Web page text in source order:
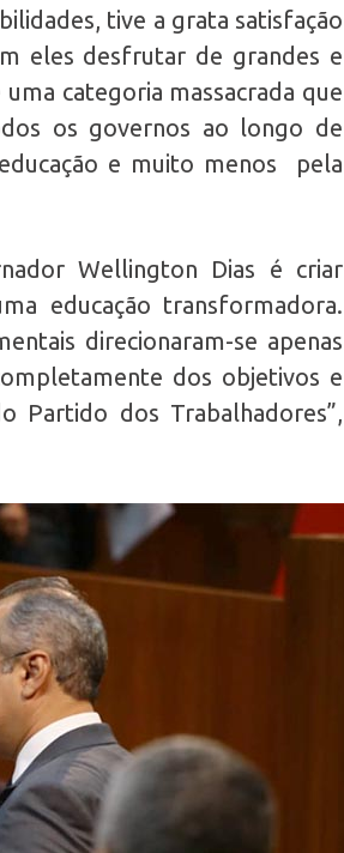
tive a grata satisfação
eles desfrutar de grandes e
categoria massacrada que
os governos ao longo de
e muito menos pela
Wellington Dias é criar
educação transformadora.
direcionaram-se apenas
dos objetivos e
Partido dos Trabalhadores”,